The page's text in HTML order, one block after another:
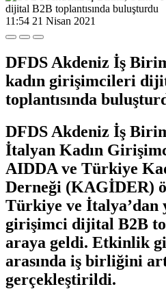
11:54 21 Nisan 2021
DFDS Akdeniz İş
kadın girişimcileri
toplantısında
DFDS Akdeniz İş
İtalyan Kadın
AIDDA ve Türkiye
Derneği (KAGİDER)
Türkiye ve İtalya’dan
girişimci dijital B2B
araya geldi. Etkinlik
arasında iş birliğini
gerçekleştirildi.